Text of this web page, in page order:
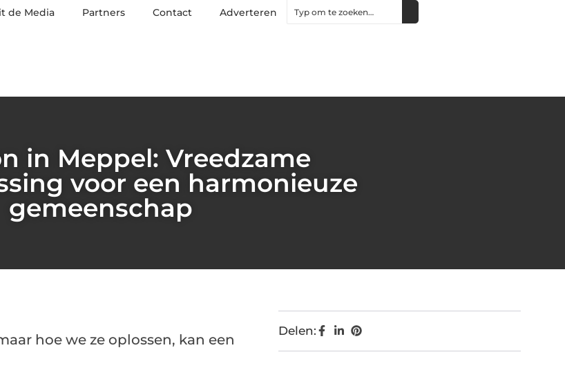
de Media Partners Contact Adverteren
in Meppel: Vreedzame
voor een harmonieuze
gemeenschap
hoe we ze oplossen, kan een
Delen: